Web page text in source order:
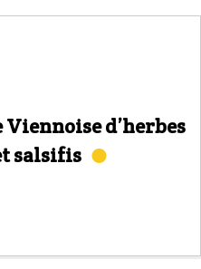
d’herbes
salsifis